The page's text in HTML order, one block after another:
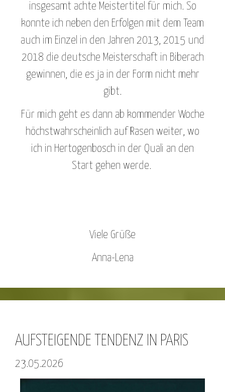
insgesamt achte Meistertitel für mich. So
konnte ich neben den Erfolgen mit dem Team
auch im Einzel in den Jahren 2013, 2015 und
2018 die deutsche Meisterschaft in Biberach
gewinnen, die es ja in der Form nicht mehr
gibt.
Für mich geht es dann ab kommender Woche
höchstwahrscheinlich auf Rasen weiter, wo
ich in Hertogenbosch in der Quali an den
Start gehen werde.
Viele Grüße
Anna-Lena
AUFSTEIGENDE TENDENZ IN PARIS
23.05.2026